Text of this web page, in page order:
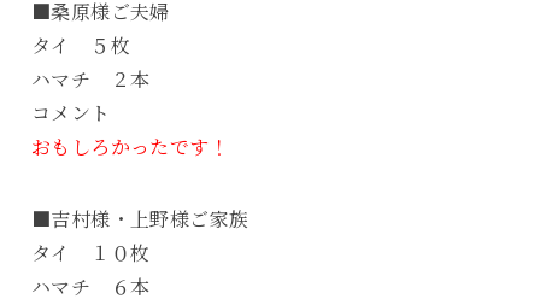
■桑原様ご夫婦
タイ ５枚
ハマチ ２本
コメント
おもしろかったです！
■吉村様・上野様ご家族
タイ １０枚
ハマチ ６本